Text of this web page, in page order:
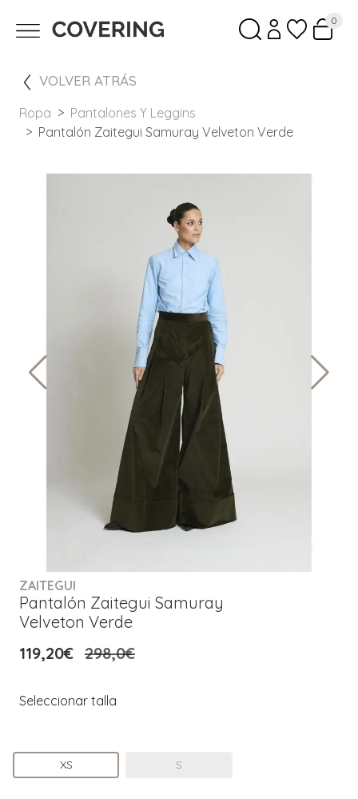
0
VOLVER ATRÁS
Ropa
Pantalones Y Leggins
Pantalón Zaitegui Samuray Velveton Verde
ZAITEGUI
Pantalón Zaitegui Samuray
Velveton Verde
119,20€ 298,0€
Seleccionar talla
XS S